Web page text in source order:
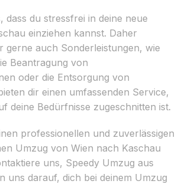
dass du stressfrei in deine neue
einziehen kannst. Daher
gerne auch Sonderleistungen, wie
Beantragung von
oder die Entsorgung von
dir einen umfassenden Service,
deine Bedürfnisse zugeschnitten ist.
professionellen und zuverlässigen
Umzug von Wien nach Kaschau
uns, Speedy Umzug aus
uns darauf, dich bei deinem Umzug